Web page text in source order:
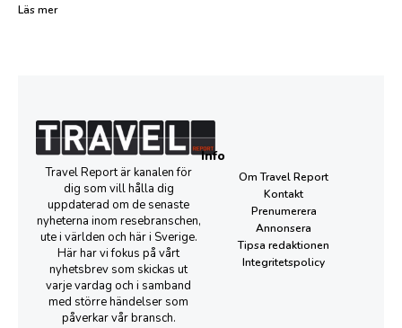
Läs mer
Travel Report är kanalen för
dig som vill hålla dig
uppdaterad om de senaste
nyheterna inom resebranschen,
ute i världen och här i Sverige.
Här har vi fokus på vårt
nyhetsbrev som skickas ut
varje vardag och i samband
med större händelser som
påverkar vår bransch.
Info
Om Travel Report
Kontakt
Prenumerera
Annonsera
Tipsa redaktionen
Integritetspolicy